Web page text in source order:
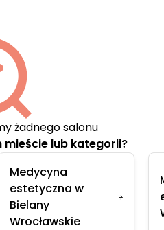
żadnego salonu
mieście lub kategorii?
Medycyna
estetyczna w
Bielany
Wrocławskie